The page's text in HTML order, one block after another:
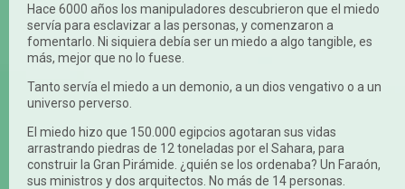
Hace 6000 años los manipuladores descubrieron que el miedo
servía para esclavizar a las personas, y comenzaron a
fomentarlo. Ni siquiera debía ser un miedo a algo tangible, es
más, mejor que no lo fuese.
Tanto servía el miedo a un demonio, a un dios vengativo o a un
universo perverso.
El miedo hizo que 150.000 egipcios agotaran sus vidas
arrastrando piedras de 12 toneladas por el Sahara, para
construir la Gran Pirámide. ¿quién se los ordenaba? Un Faraón,
sus ministros y dos arquitectos. No más de 14 personas.